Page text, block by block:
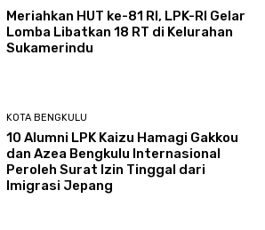
Meriahkan HUT ke-81 RI, LPK-RI Gelar
Lomba Libatkan 18 RT di Kelurahan
Sukamerindu
KOTA BENGKULU
‎10 Alumni LPK Kaizu Hamagi Gakkou
dan Azea Bengkulu Internasional
Peroleh Surat Izin Tinggal dari
Imigrasi Jepang